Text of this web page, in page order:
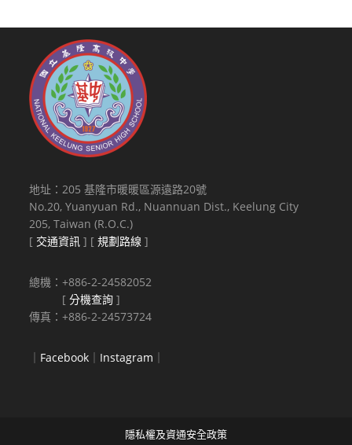
地址：205 基隆市暖暖區源遠路20號
No.20, Yuanyuan Rd., Nuannuan Dist., Keelung City
205, Taiwan (R.O.C.)
[ 交通資訊 ] [規劃路線 ]
總機：+886-2-24582052
[分機查詢 ]
傳真：+886-2-24573724
｜ Facebook ｜ Instagram ｜
隱私權及資通安全政策